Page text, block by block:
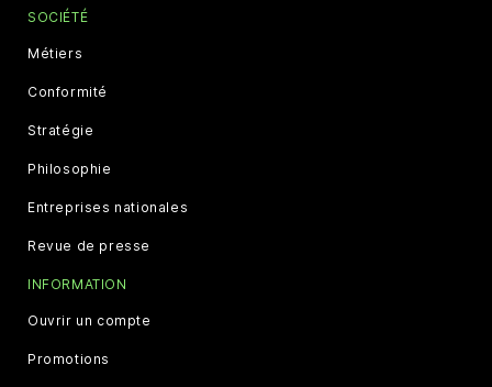
SOCIÉTÉ
Métiers
Conformité
Stratégie
Philosophie
Entreprises nationales
Revue de presse
INFORMATION
Ouvrir un compte
Promotions